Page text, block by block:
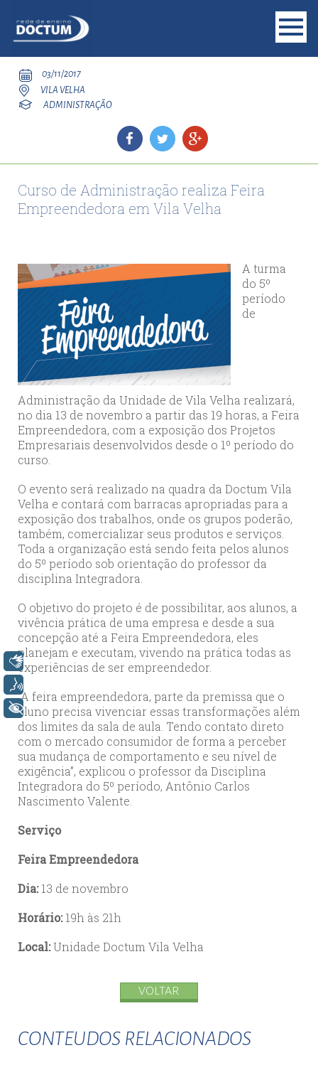
03/11/2017
VILA VELHA
ADMINISTRAÇÃO
Curso de Administração realiza Feira
Empreendedora em Vila Velha
A turma
do 5º
período
de
Administração da Unidade de Vila Velha realizará,
no dia 13 de novembro a partir das 19 horas, a Feira
Empreendedora, com a exposição dos Projetos
Empresariais desenvolvidos desde o 1º período do
curso.
O evento será realizado na quadra da Doctum Vila
Velha e contará com barracas apropriadas para a
exposição dos trabalhos, onde os grupos poderão,
também, comercializar seus produtos e serviços.
Toda a organização está sendo feita pelos alunos
do 5º período sob orientação do professor da
disciplina Integradora.
O objetivo do projeto é de possibilitar, aos alunos, a
vivência prática de uma empresa e desde a sua
concepção até a Feira Empreendedora, eles
planejam e executam, vivendo na prática todas as
experiências de ser empreendedor.
“A feira empreendedora, parte da premissa que o
aluno precisa vivenciar essas transformações além
dos limites da sala de aula. Tendo contato direto
com o mercado consumidor de forma a perceber
sua mudança de comportamento e seu nível de
exigência”, explicou o professor da Disciplina
Integradora do 5º período, Antônio Carlos
Nascimento Valente.
Serviço
Feira Empreendedora
Dia:13 de novembro
Horário:19h às 21h
Local:Unidade Doctum Vila Velha
VOLTAR
CONTEUDOS RELACIONADOS
Libras
+ Acessibilidade